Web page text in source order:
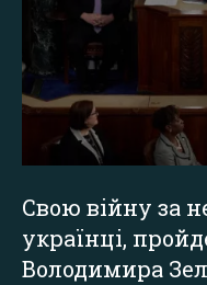
Свою війну за
українці,
Володимира